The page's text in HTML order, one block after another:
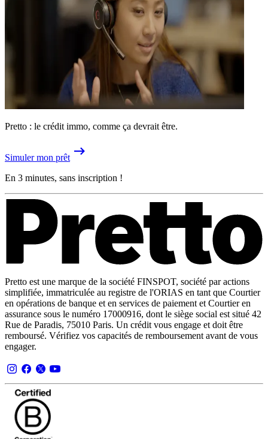
Pretto : le crédit immo, comme ça devrait être.
Simuler mon prêt
En 3 minutes, sans inscription !
Pretto est une marque de la société FINSPOT, société par actions
simplifiée, immatriculée au registre de l'ORIAS en tant que Courtier
en opérations de banque et en services de paiement et Courtier en
assurance sous le numéro 17000916, dont le siège social est situé 42
Rue de Paradis, 75010 Paris. Un crédit vous engage et doit être
remboursé. Vérifiez vos capacités de remboursement avant de vous
engager.